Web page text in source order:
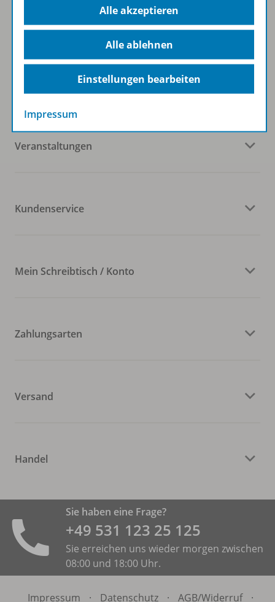
Westermann Gruppe
Veranstaltungen
Kundenservice
Mein Schreibtisch / Konto
Zahlungsarten
Versand
Handel
Sie haben eine Frage?
+49 531 ­123 25 125
Sie erreichen uns wieder morgen zwischen
08:00 und 18:00 Uhr.
Impressum · Datenschutz · AGB/Widerruf ·
Alle akzeptieren
Alle ablehnen
Einstellungen bearbeiten
Impressum